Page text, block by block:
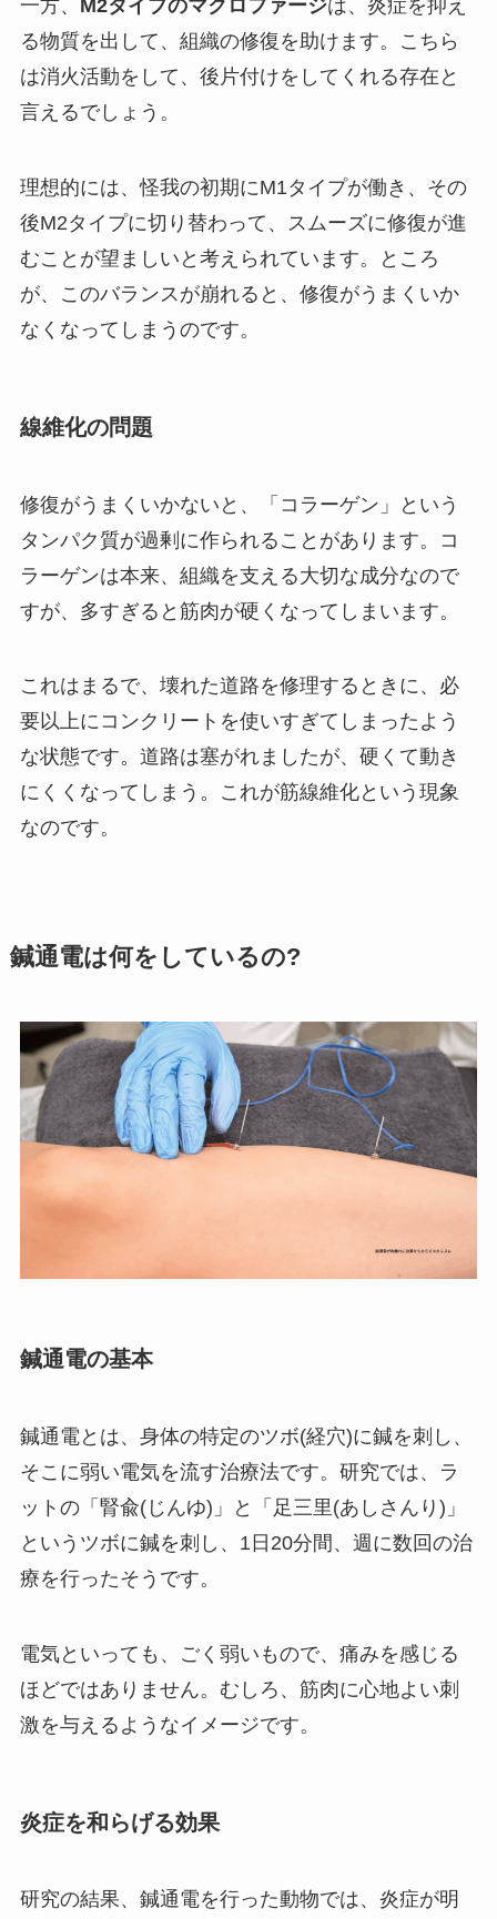
一方、 M2タイプのマクロファージは、炎症を抑え
る物質を出して、組織の修復を助けます。こちら
は消火活動をして、後片付けをしてくれる存在と
言えるでしょう。
理想的には、怪我の初期にM1タイプが働き、その
後M2タイプに切り替わって、スムーズに修復が進
むことが望ましいと考えられています。ところ
が、このバランスが崩れると、修復がうまくいか
なくなってしまうのです。
線維化の問題
修復がうまくいかないと、「コラーゲン」という
タンパク質が過剰に作られることがあります。コ
ラーゲンは本来、組織を支える大切な成分なので
すが、多すぎると筋肉が硬くなってしまいます。
これはまるで、壊れた道路を修理するときに、必
要以上にコンクリートを使いすぎてしまったよう
な状態です。道路は塞がれましたが、硬くて動き
にくくなってしまう。これが筋線維化という現象
なのです。
鍼通電は何をしているの?
鍼通電の基本
鍼通電とは、身体の特定のツボ(経穴)に鍼を刺し、
そこに弱い電気を流す治療法です。研究では、ラ
ットの「腎兪(じんゆ)」と「足三里(あしさんり)」
というツボに鍼を刺し、1日20分間、週に数回の治
療を行ったそうです。
電気といっても、ごく弱いもので、痛みを感じる
ほどではありません。むしろ、筋肉に心地よい刺
激を与えるようなイメージです。
炎症を和らげる効果
研究の結果、鍼通電を行った動物では、炎症が明